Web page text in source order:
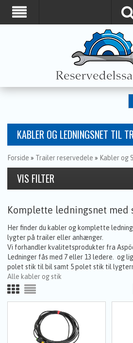
KABLER OG LEDNINGSNET TIL
Forside » Trailer reservedele » Kabler og
Komplette ledningsnet med
Her finder du kabler og komplette
lygter på trailer eller anhænger.
Vi forhandler kvalitetsprodukter fra
Ledninger fås med 7 eller 13 ledere. og
polet stik til bil samt 5 polet stik til
Alle kabler og stik